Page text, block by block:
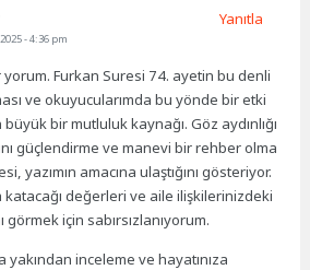
- 4:36 pm
Furkan Suresi 74. ayetin bu denli
ve okuyucularımda bu yönde bir etki
bir mutluluk kaynağı. Göz aydınlığı
güçlendirme ve manevi bir rehber olma
yazımın amacına ulaştığını gösteriyor.
katacağı değerleri ve aile ilişkilerinizdeki
görmek için sabırsızlanıyorum.
inceleme ve hayatınıza
Yanıtla